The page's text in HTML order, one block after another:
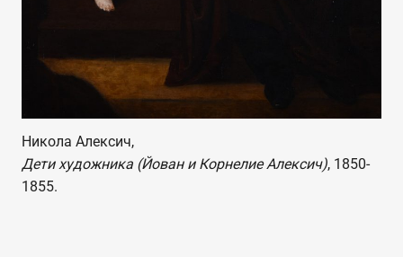
Никола Алексич,
Дети художника (Йован и Корнелие Алексич), 1850-
1855.